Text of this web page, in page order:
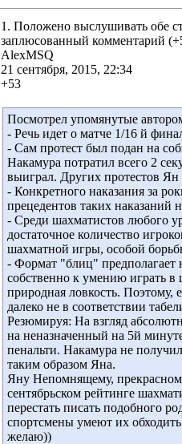
1. Положено выслушивать обе
заплюсованный комментарий
AlexMSQ
21 сентября, 2015, 22:34
+53
Посмотрел упомянутые
- Речь идет о матче 1/16 й
- Сам протест был подан на
Накамура потратил всего 2
выиграл. Других протестов Ян
- Конкретного наказания за
прецедентов таких наказаний
- Среди шахматистов любого
достаточное количество
шахматной игры, особой
- Формат "блиц" предполагает
собственно к умению играть
природная ловкость. Поэтому,
далеко не в соответствии
Резюмируя: На взгляд
на неназначенный на 5й
пенальти. Накамура не
таким образом Яна.
Яну Непомнящему,
сентябрьском рейтинге
перестать писать подобного
спортсмены умеют их
желаю))